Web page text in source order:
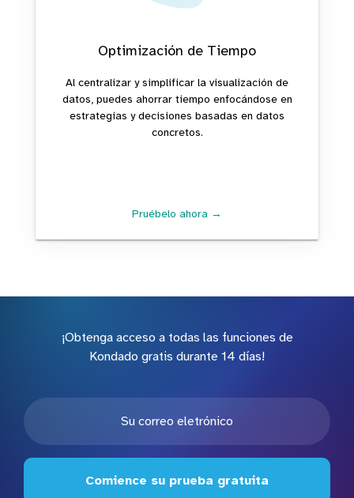
Optimización de Tiempo
Al centralizar y simplificar la visualización de
datos, puedes ahorrar tiempo enfocándose en
estrategias y decisiones basadas en datos
concretos.
Pruébelo ahora →
¡Obtenga acceso a todas las funciones de
Kondado gratis durante 14 días!
Comience su prueba gratuita